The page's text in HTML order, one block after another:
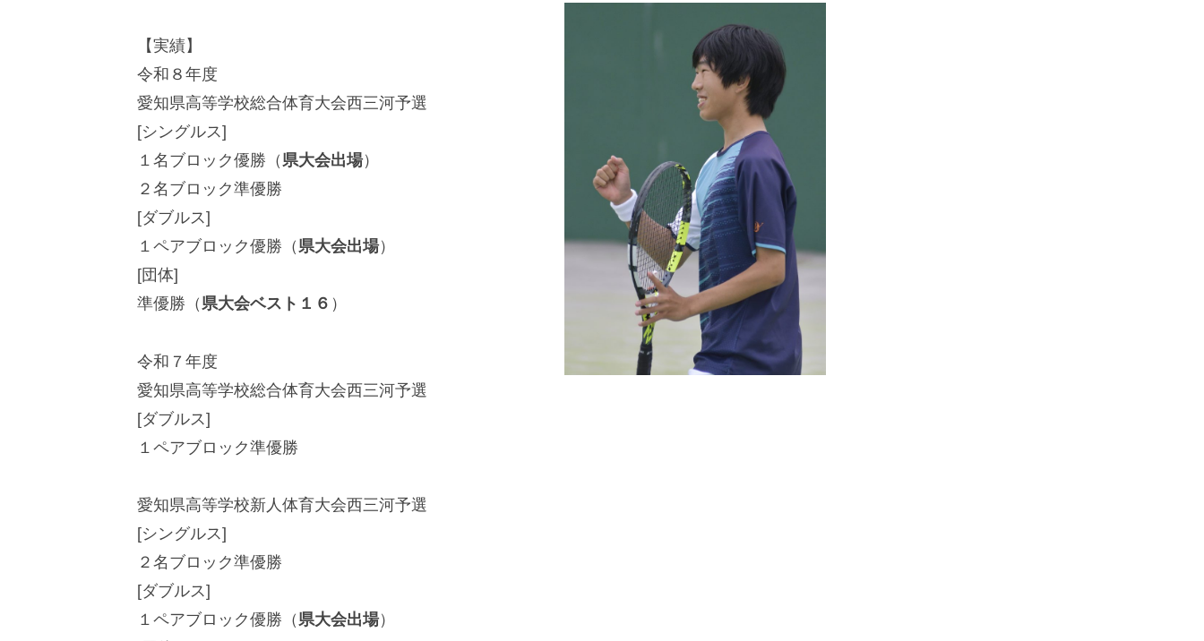
【実績】
令和８年度
愛知県高等学校総合体育大会西三河予選
[シングルス]
１名ブロック優勝（県大会出場）
２名ブロック準優勝
[ダブルス]
１ペアブロック優勝（県大会出場）
[団体]
準優勝（県大会ベスト１６ ）
令和７年度
愛知県高等学校総合体育大会西三河予選
[ダブルス]
１ペアブロック準優勝
愛知県高等学校新人体育大会西三河予選
[シングルス]
２名ブロック準優勝
[ダブルス]
１ペアブロック優勝（ 県大会出場）